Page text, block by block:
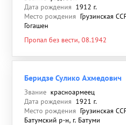
Дата рождения 1912 г.
Место рождения Грузинская
Гогашен
Пропал без вести, 08.1942
Беридзе Сулико Ахмедович
Звание красноармеец
Дата рождения 1921 г.
Место рождения Грузинская
Батумский р-н, г. Батуми